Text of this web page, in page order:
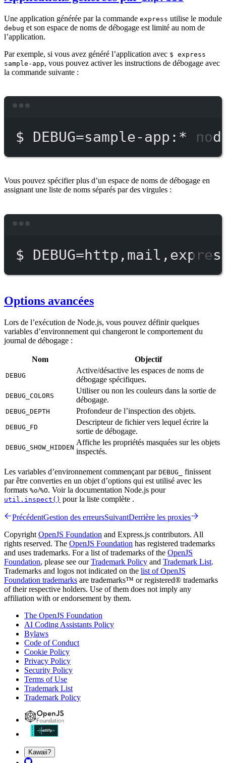
Une application générée par la commande express utilise le module
debug et son espace de noms de débogage est limité au nom de
l’application.
Par exemple, si vous avez généré l’application avec $ express
sample-app, vous pouvez activer les instructions de débogage avec
la commande suivante :
$ DEBUG=sample-app: *
Vous pouvez spécifier plus d’un espace de noms de débogage en
assignant une liste de noms séparés par des virgules :
$
Options avancées
Lors de l’exécution de Node.js, vous pouvez définir quelques
variables d’environnement qui changeront le comportement du
journal de débogage :
Nom Objectif
DEBUG
Active/désactive les espaces de noms de
débogage spécifiques.
DEBUG_COLORS
Utiliser ou non les couleurs dans la sortie de
débogage.
DEBUG_DEPTH Profondeur de l’inspection des objets.
DEBUG_FD
Descripteur de fichier vers lequel écrire la
sortie de débogage.
DEBUG_SHOW_HIDDEN
Affiche les propriétés masquées sur les objets
inspectés.
Les variables d’environnement commençant par DEBUG_
finissent
par être converties en un objet d’options qui est utilisé avec les
formats %o/%O. Voir la documentation Node.js pour
util.inspect() pour la liste complète .
PrécédentGestion des erreursSuivantDerrière les proxies
Copyright OpenJS Foundation and Express.js contributors. All
rights reserved. The OpenJS Foundation has registered trademarks
and uses trademarks. For a list of trademarks of the OpenJS
Foundation, please see ourTrademark Policy and Trademark List.
Trademarks and logos not indicated on the list of OpenJS
Foundation trademarks are trademarks™ or registered® trademarks
of their respective holders. Use of them does not imply any
affiliation with or endorsement by them.
The OpenJS Foundation
AI Coding Assistants Policy
Bylaws
Code of Conduct
Cookie Policy
Privacy Policy
Security Policy
Terms of Use
Trademark List
Trademark Policy
Kawaii?